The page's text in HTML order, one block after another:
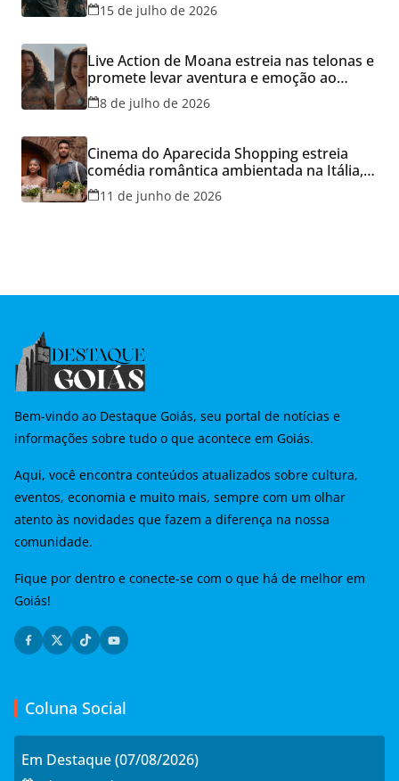
15 de julho de 2026
Live Action de Moana estreia nas telonas e
promete levar aventura e emoção ao
Cineflix do Aparecida Shopping
8 de julho de 2026
Cinema do Aparecida Shopping estreia
comédia romântica ambientada na Itália,
hoje e lança promoção para o Dia dos
Namorados
11 de junho de 2026
Bem-vindo ao Destaque Goiás, seu portal de notícias e
informações sobre tudo o que acontece em Goiás.
Aqui, você encontra conteúdos atualizados sobre cultura,
eventos, economia e muito mais, sempre com um olhar
atento às novidades que fazem a diferença na nossa
comunidade.
Fique por dentro e conecte-se com o que há de melhor em
Goiás!
Coluna Social
Em Destaque (07/08/2026)